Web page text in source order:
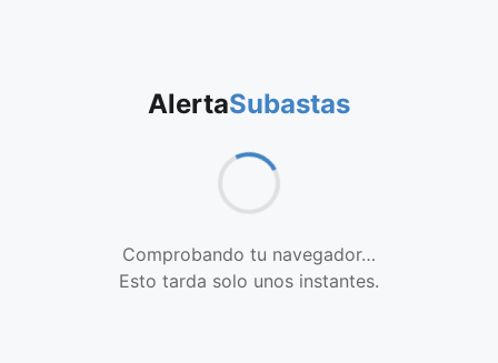
AlertaSubastas
Comprobando tu navegador…
Esto tarda solo unos instantes.